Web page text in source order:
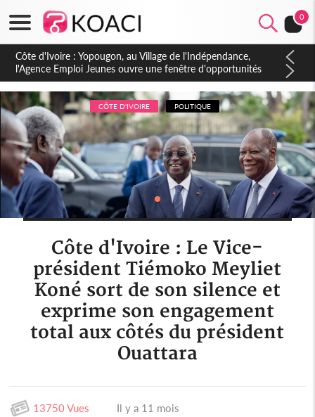
0
Côte d'Ivoire : CHU de Treichville, après la fronde, les agents
contractuels obtiennent un accord avec la direction sur les
arriérés du SMIG 2023
CÔTE D'IVOIRE POLITIQUE
Côte d'Ivoire : Le Vice-
président Tiémoko Meyliet
Koné sort de son silence et
exprime son engagement
total aux côtés du président
Ouattara
13750 Vues Il y a 11 mois